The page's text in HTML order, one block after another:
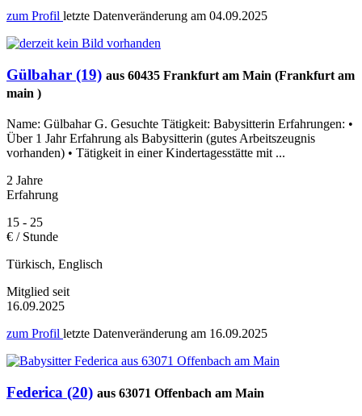
zum Profil letzte Datenveränderung am 04.09.2025
Gülbahar (19) aus 60435 Frankfurt am Main (Frankfurt am
main )
Name: Gülbahar G. Gesuchte Tätigkeit: Babysitterin Erfahrungen: •
Über 1 Jahr Erfahrung als Babysitterin (gutes Arbeitszeugnis
vorhanden) • Tätigkeit in einer Kindertagesstätte mit ...
2 Jahre
Erfahrung
15 - 25
€ / Stunde
Türkisch, Englisch
Mitglied seit
16.09.2025
zum Profil letzte Datenveränderung am 16.09.2025
Federica (20) aus 63071 Offenbach am Main